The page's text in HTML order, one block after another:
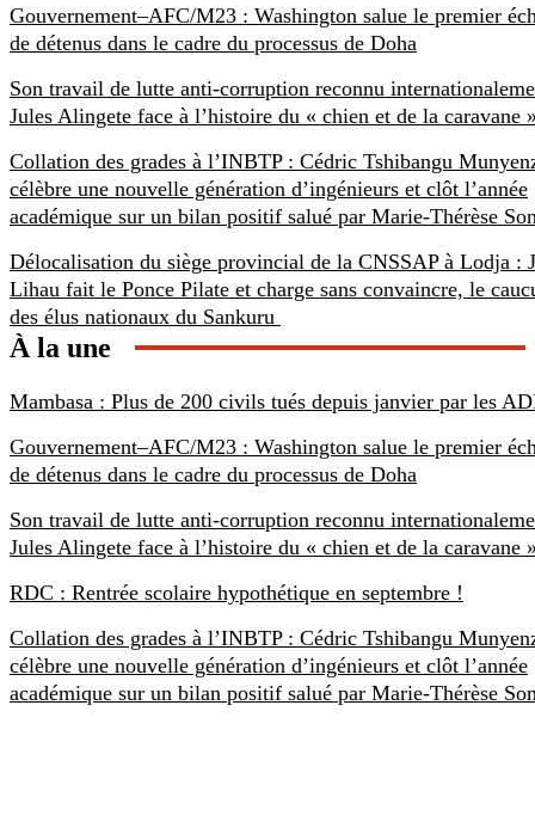
Gouvernement–AFC/M23 : Washington salue le premier
de détenus dans le cadre du processus de Doha
Son travail de lutte anti-corruption reconnu
Jules Alingete face à l’histoire du « chien et de la caravane
Collation des grades à l’INBTP : Cédric Tshibangu
célèbre une nouvelle génération d’ingénieurs et clôt l’année
académique sur un bilan positif salué par Marie-Thérèse
Délocalisation du siège provincial de la CNSSAP à Lodja :
Lihau fait le Ponce Pilate et charge sans convaincre, le
des élus nationaux du Sankuru
À la une
Mambasa : Plus de 200 civils tués depuis janvier par les
Gouvernement–AFC/M23 : Washington salue le premier
de détenus dans le cadre du processus de Doha
Son travail de lutte anti-corruption reconnu
Jules Alingete face à l’histoire du « chien et de la caravane
RDC : Rentrée scolaire hypothétique en septembre !
Collation des grades à l’INBTP : Cédric Tshibangu
célèbre une nouvelle génération d’ingénieurs et clôt l’année
académique sur un bilan positif salué par Marie-Thérèse